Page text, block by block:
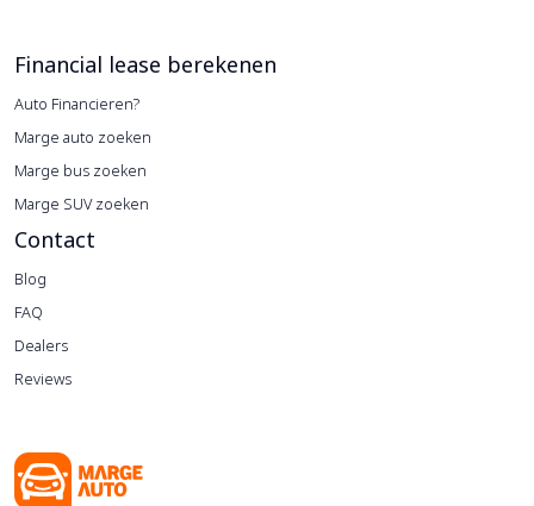
Financial lease berekenen
Auto Financieren?
Marge auto zoeken
Marge bus zoeken
Marge SUV zoeken
Contact
Blog
FAQ
Dealers
Reviews